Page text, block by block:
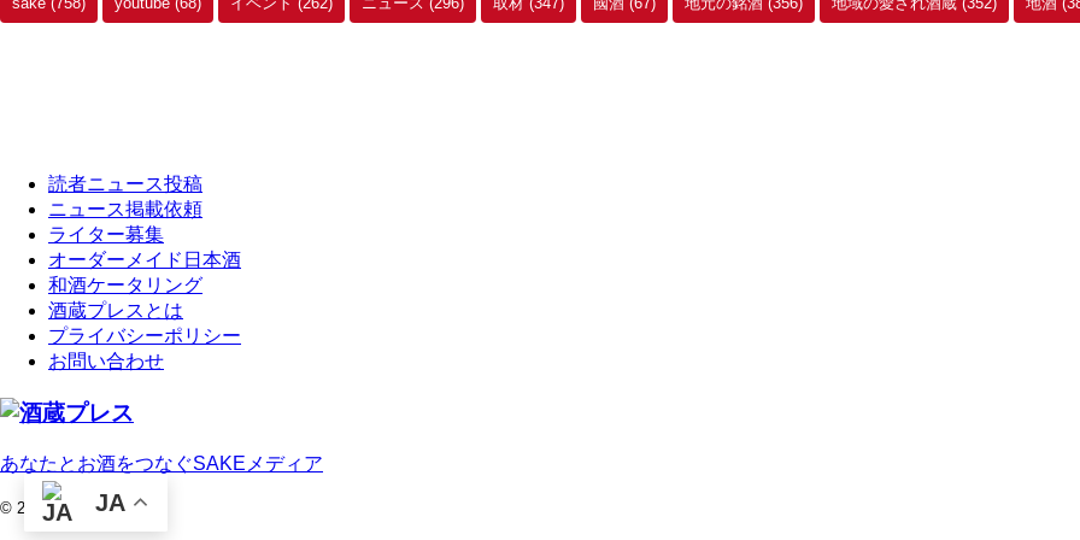
読者ニュース投稿
ニュース掲載依頼
ライター募集
オーダーメイド日本酒
和酒ケータリング
酒蔵プレスとは
プライバシーポリシー
お問い合わせ
あなたとお酒をつなぐSAKEメディア
© 2026 酒蔵プレス
JA